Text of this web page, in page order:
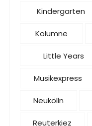
Kindergarten
Kolumne
Little Years
Musikexpress
Neukölln
Reuterkiez